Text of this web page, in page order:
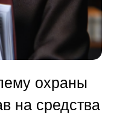
охраны
на средства